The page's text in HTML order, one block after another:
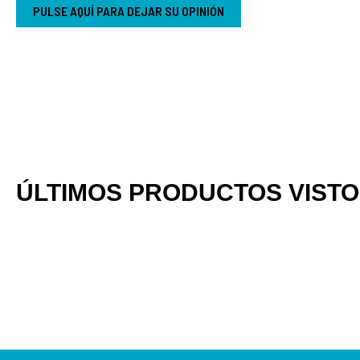
PULSE AQUÍ PARA DEJAR SU OPINIÓN
ÚLTIMOS PRODUCTOS